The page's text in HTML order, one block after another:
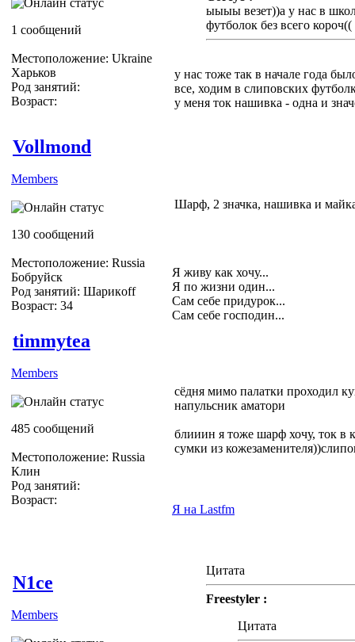
1 сообщений
Местоположение: Ukraine
Харьков
Род занятий:
Возраст:
ыыыы везет))а у нас в
футболок без всего короч((
у нас тоже так в начале года
все, ходим в слиповских
у меня ток нашивка - одна и
Vollmond
Members
130 сообщений
Местоположение: Russia
Бобруйск
Род занятий: Шарикoff
Возраст: 34
Шарф, 2 значка, нашивка и
Я живу как хочу...
Я по жизни один...
Сам себе придурок...
Сам себе господин...
timmytea
Members
485 сообщений
Местоположение: Russia
Клин
Род занятий:
Возраст:
сёдня мимо палатки проходил
напульсник аматори
блииин я тоже шарф хочу, ток в
сумки из
Я на Lastfm
N1ce
Members
Цитата
Freestyler :
Цитата